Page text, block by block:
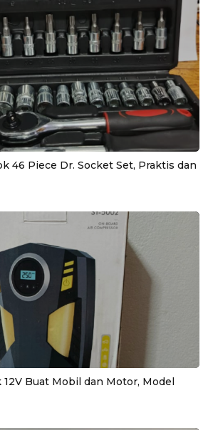
46 Piece Dr. Socket Set, Praktis dan
Buat Mobil dan Motor, Model